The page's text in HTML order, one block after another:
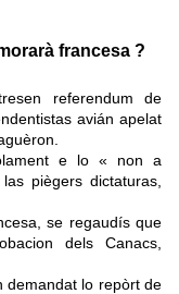
francesa ?
referendum de
avián apelat
e lo « non a
piègers dictaturas,
se regaudís que
dels Canacs,
demandat lo repòrt de